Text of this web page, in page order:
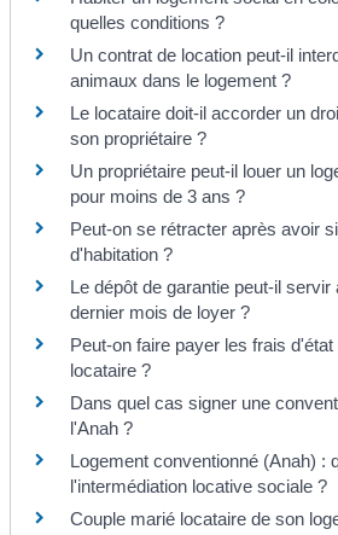
quelles conditions ?
Un contrat de location peut-il
animaux dans le logement ?
Le locataire doit-il accorder un
son propriétaire ?
Un propriétaire peut-il louer un
pour moins de 3 ans ?
Peut-on se rétracter après avoir
d'habitation ?
Le dépôt de garantie peut-il servir
dernier mois de loyer ?
Peut-on faire payer les frais
locataire ?
Dans quel cas signer une
l'Anah ?
Logement conventionné (Anah) :
l'intermédiation locative sociale ?
Couple marié locataire de son